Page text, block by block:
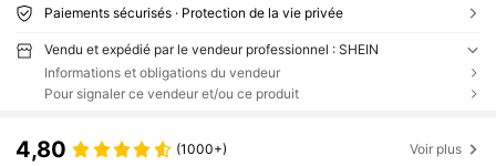
Paiements sécurisés · Protection de la vie privée
Vendu et expédié par le vendeur professionnel : SHEIN
Informations et obligations du vendeur
Pour signaler ce vendeur et/ou ce produit
4,80 (1000+) Voir plus